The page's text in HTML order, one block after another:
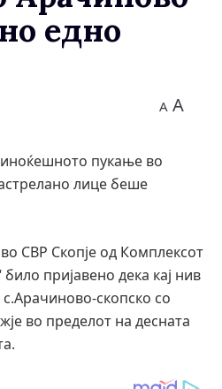
едно
A A
пукање во
лице беше
СВР Скопје од Комплексот
пријавено дека кај нив
скопско со
во пределот на десната